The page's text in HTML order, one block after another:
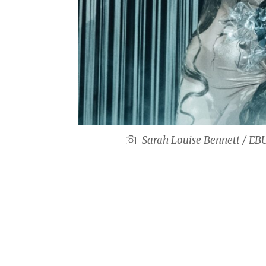
Sarah Louise Bennett /